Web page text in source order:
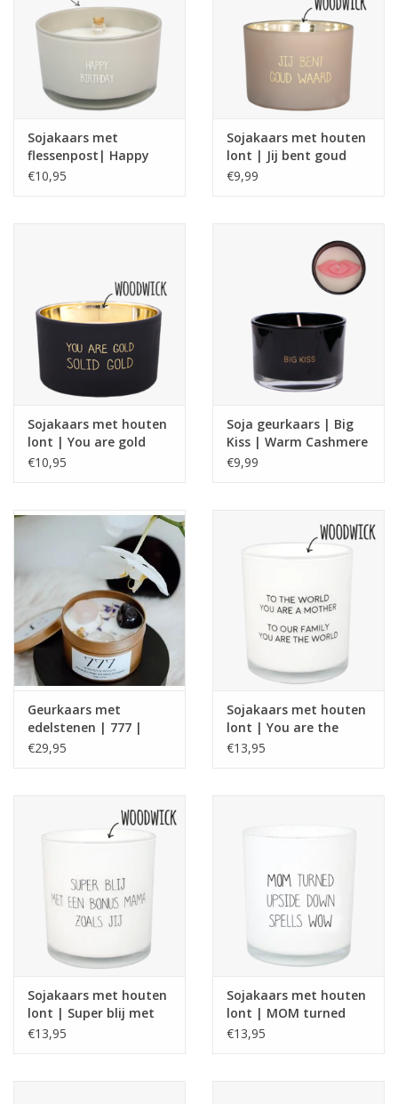
Sojakaars met
flessenpost| Happy
Birtday | Fig's Delight
€10,95
Sojakaars met houten
lont | Jij bent goud
waard
€9,99
Sojakaars met houten
lont | You are gold
€10,95
Soja geurkaars | Big
Kiss | Warm Cashmere
€9,99
Geurkaars met
edelstenen | 777 |
Manifest Candle |
€29,95
Sojakaars met houten
lont | You are the
world
€13,95
Sojakaars met houten
lont | Super blij met
en bonus mama zoals
€13,95
Sojakaars met houten
lont | MOM turned
upside down spells
€13,95